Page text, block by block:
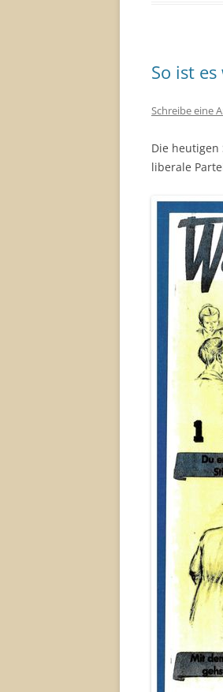
So ist
Schreibe eine
Die heutigen
liberale